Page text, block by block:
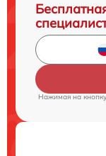
Нажимая на